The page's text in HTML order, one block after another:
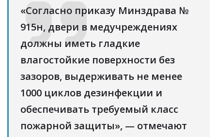
«Согласно приказу Минздрава №
915н, двери в медучреждениях
должны иметь гладкие
влагостойкие поверхности без
зазоров, выдерживать не менее
1000 циклов дезинфекции и
обеспечивать требуемый класс
пожарной защиты», — отмечают